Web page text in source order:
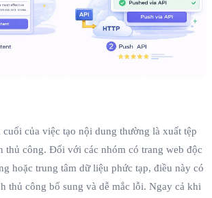
của việc tạo nội dung thường là xuất tệp
thủ công. Đối với các nhóm có trang web độc
hoặc trung tâm dữ liệu phức tạp, điều này có
thủ công bổ sung và dễ mắc lỗi. Ngay cả khi